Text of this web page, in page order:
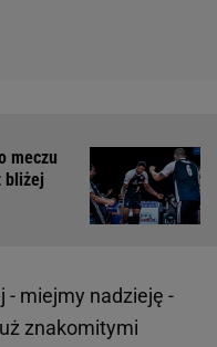
meczu
bliżej
- miejmy nadzieję -
znakomitymi